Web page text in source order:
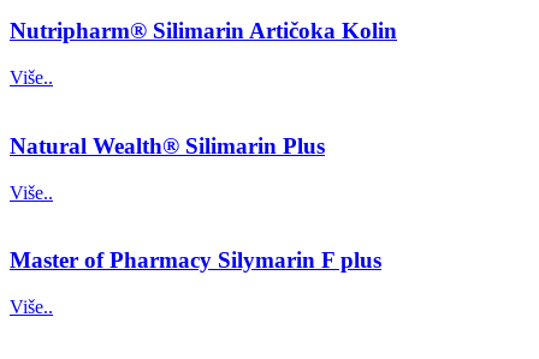
Nutripharm® Silimarin Artičoka Kolin
Više..
Natural Wealth® Silimarin Plus
Više..
Master of Pharmacy Silymarin F plus
Više..